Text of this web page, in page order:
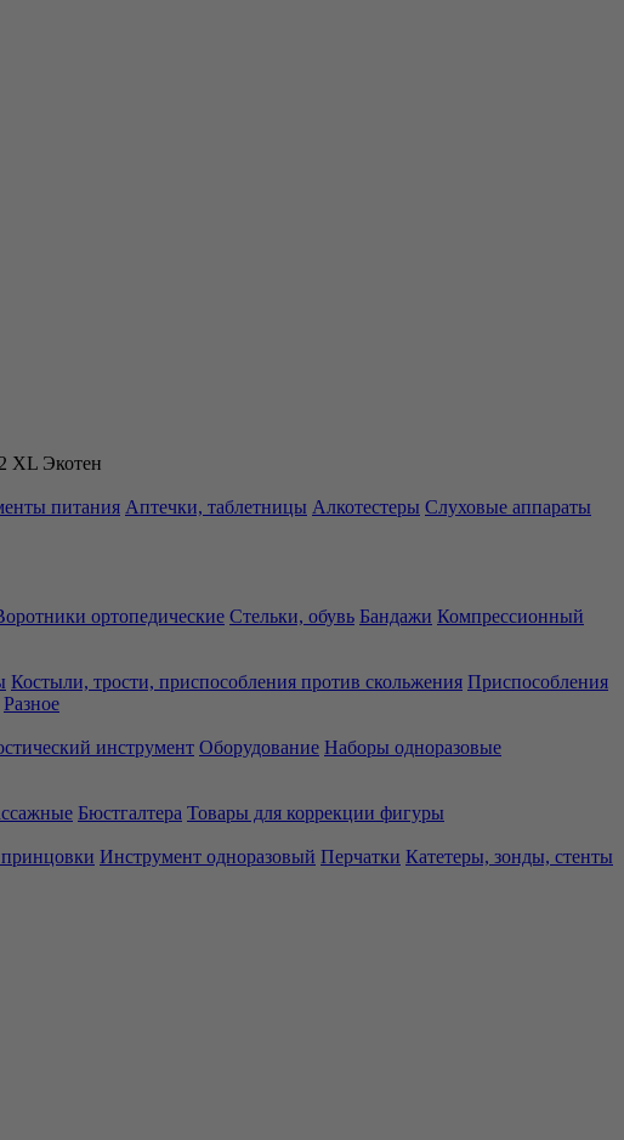
XL Экотен
питания Аптечки, таблетницы Алкотестеры Слуховые аппараты
ортопедические Стельки, обувь Бандажи Компрессионный
Костыли, трости, приспособления против скольжения Приспособления
Разное
инструмент Оборудование Наборы одноразовые
Бюстгалтера Товары для коррекции фигуры
Инструмент одноразовый Перчатки Катетеры, зонды, стенты